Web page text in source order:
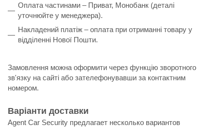
Оплата частинами – Приват, Монобанк (деталі
уточнюйте у менеджера).
Накладений платіж – оплата при отриманні товару у
відділенні Нової Пошти.
Замовлення можна оформити через функцію зворотного
зв'язку на сайті або зателефонувавши за контактним
номером.
Варіанти доставки
Agent Car Security предлагает несколько вариантов